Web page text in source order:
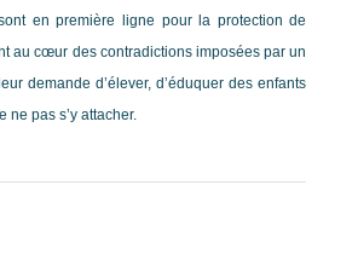
en première ligne pour la protection de
au cœur des contradictions imposées par un
demande d’élever, d’éduquer des enfants
ne pas s’y attacher.